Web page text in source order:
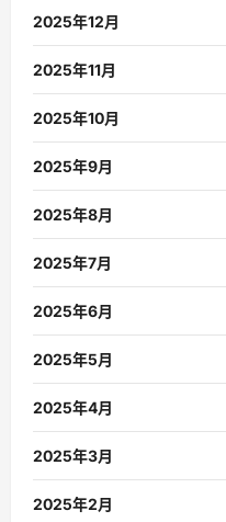
2025年12月
2025年11月
2025年10月
2025年9月
2025年8月
2025年7月
2025年6月
2025年5月
2025年4月
2025年3月
2025年2月